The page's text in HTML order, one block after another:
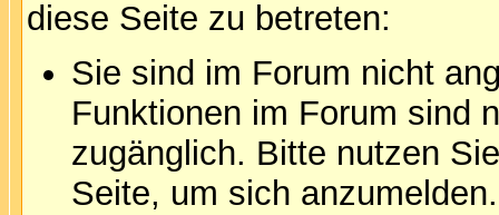
diese Seite zu betreten:
Sie sind im Forum nicht
Funktionen im Forum sind
zugänglich. Bitte nutzen
Seite, um sich